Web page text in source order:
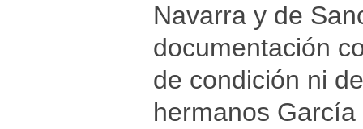
Navarra y de
documentación
de condición ni
hermanos